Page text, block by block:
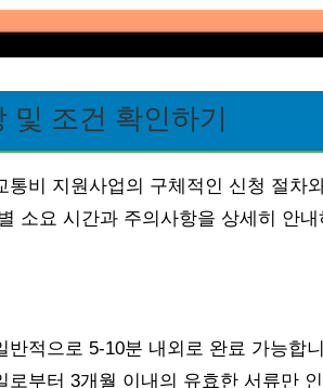
및 조건 확인하기
통비 지원사업의 구체적인 신청 절차
소요 시간과 주의사항을 상세히 안
반적으로 5-10분 내외로 완료 가능합
로부터 3개월 이내의 유효한 서류만